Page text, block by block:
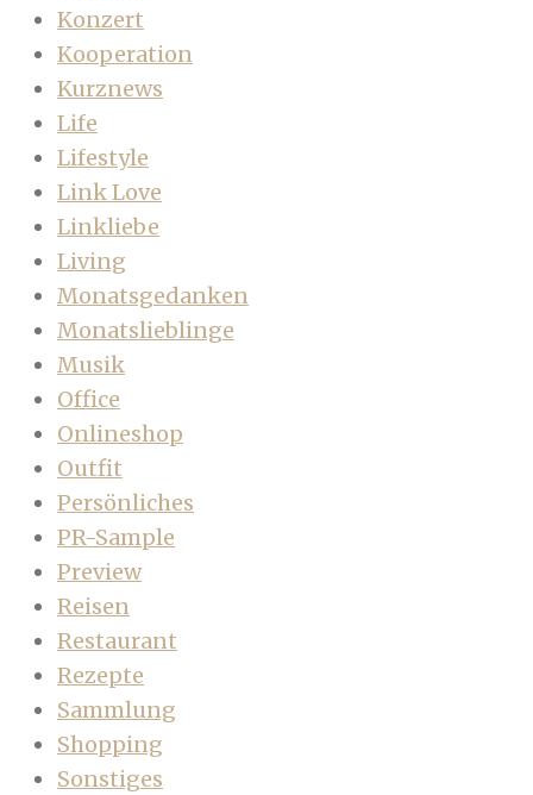
Konzert
Kooperation
Kurznews
Life
Lifestyle
Link Love
Linkliebe
Living
Monatsgedanken
Monatslieblinge
Musik
Office
Onlineshop
Outfit
Persönliches
PR-Sample
Preview
Reisen
Restaurant
Rezepte
Sammlung
Shopping
Sonstiges